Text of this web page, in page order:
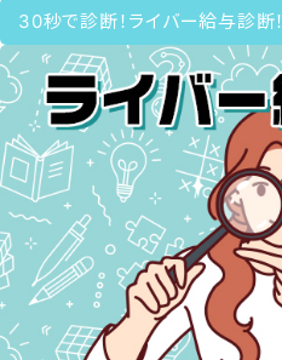
30秒で診断！ライバー給与診断！